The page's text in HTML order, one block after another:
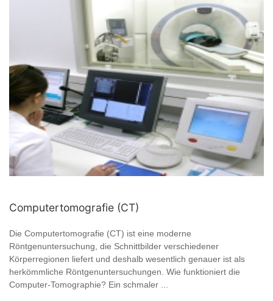
Computertomografie (CT)
Die Computertomografie (CT) ist eine moderne
Röntgenuntersuchung, die Schnittbilder verschiedener
Körperregionen liefert und deshalb wesentlich genauer ist als
herkömmliche Röntgenuntersuchungen. Wie funktioniert die
Computer-Tomographie? Ein schmaler ...